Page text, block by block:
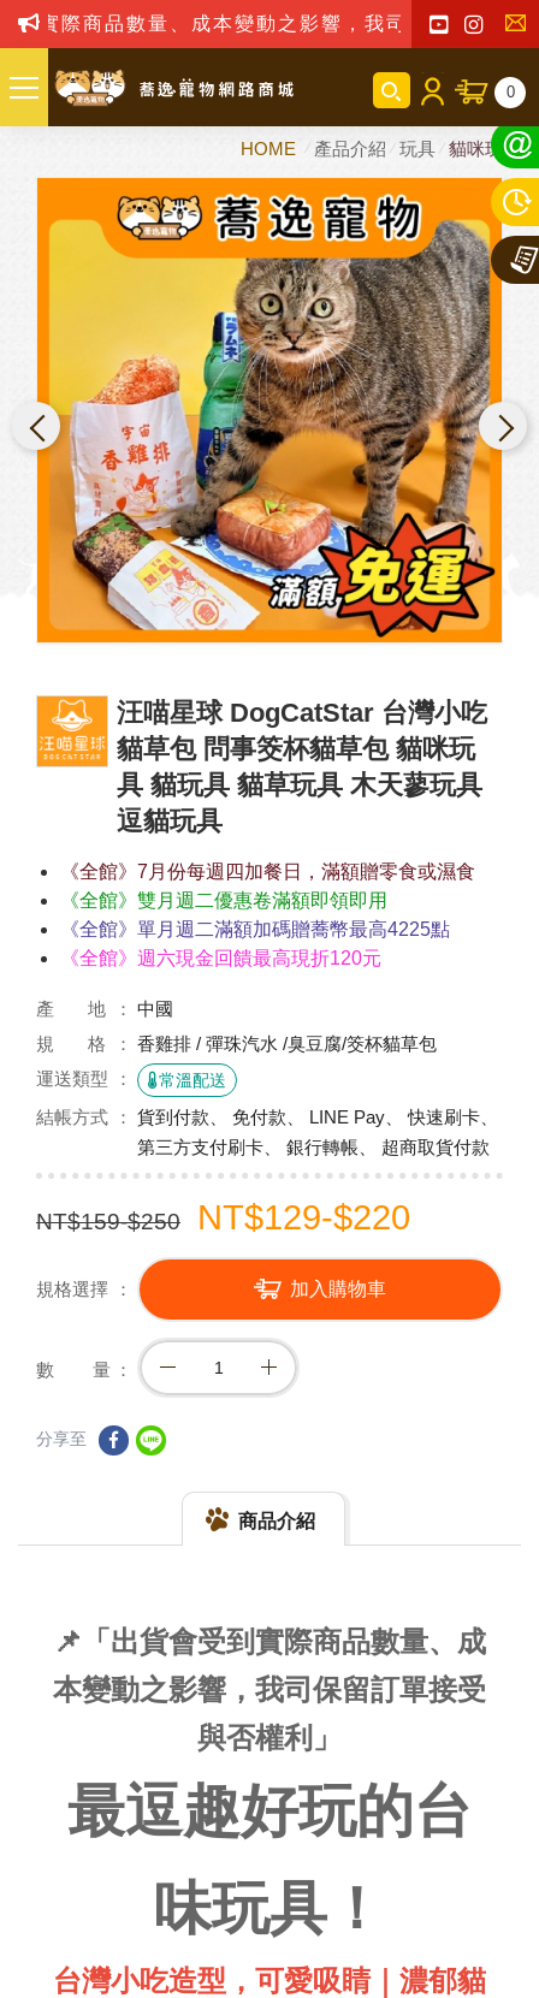
、成本變動之影響，我司保留訂單接受與否權利
聯
我
們
0
HOME 產品介紹 玩具 貓咪玩具
汪喵星球 DogCatStar 台灣小吃
貓草包 問事筊杯貓草包 貓咪玩
具 貓玩具 貓草玩具 木天蓼玩具
逗貓玩具
《全館》7月份每週四加餐日，滿額贈零食或濕食
《全館》雙月週二優惠卷滿額即領即用
《全館》單月週二滿額加碼贈蕎幣最高4225點
《全館》週六現金回饋最高現折120元
產 地
中國
規 格
香雞排 / 彈珠汽水 /臭豆腐/筊杯貓草包
運送類型
常溫配送
結帳方式
貨到付款、 免付款、 LINE Pay、 快速刷卡、
第三方支付刷卡、 銀行轉帳、 超商取貨付款
NT$159-$250 NT$129-$220
規格選擇 加入購物車
數 量
分享至
商品介紹
📌「出貨會受到實際商品數量、成
本變動之影響，我司保留訂單接受
與否權利」
最逗趣好玩的台
味玩具！
台灣小吃造型，可愛吸睛｜ 濃郁貓